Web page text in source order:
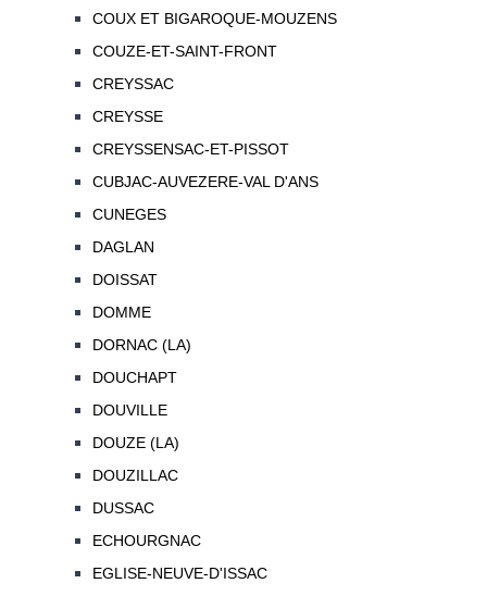
COUX ET BIGAROQUE-MOUZENS
COUZE-ET-SAINT-FRONT
CREYSSAC
CREYSSE
CREYSSENSAC-ET-PISSOT
CUBJAC-AUVEZERE-VAL D'ANS
CUNEGES
DAGLAN
DOISSAT
DOMME
DORNAC (LA)
DOUCHAPT
DOUVILLE
DOUZE (LA)
DOUZILLAC
DUSSAC
ECHOURGNAC
EGLISE-NEUVE-D'ISSAC